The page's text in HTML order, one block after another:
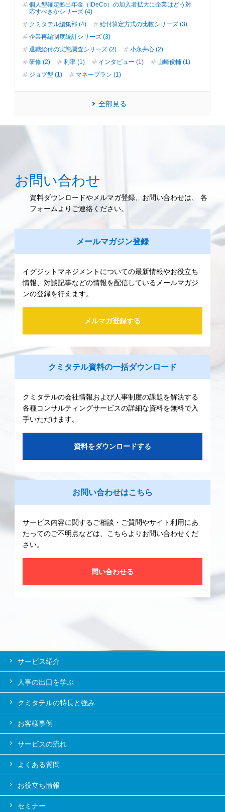
個人型確定拠出年金（iDeCo）の加入者拡大に企業はどう対
応すべきかシリーズ (4)
クミタテル編集部 (4)
給付算定方式の比較シリーズ (3)
企業再編制度統計シリーズ (3)
退職給付の実態調査シリーズ (2)
小永井心 (2)
研修 (2)
利率 (1) インタビュー (1)
山崎俊輔 (1)
ジョブ型 (1)
マネープラン (1)
全部見る
お問い合わせ
資料ダウンロードやメルマガ登録、お問い合わせは、 各
フォームよりご連絡ください。
メールマガジン登録
イグジットマネジメントについての最新情報やお役立ち
情報、対談記事などの情報を配信しているメールマガジ
ンの登録を行えます。
メルマガ登録する
クミタテル資料の一括ダウンロード
クミタテルの会社情報および人事制度の課題を解決する
各種コンサルティングサービスの詳細な資料を無料で入
手いただけます。
資料をダウンロードする
お問い合わせはこちら
サービス内容に関するご相談・ご質問やサイト利用にあ
たってのご不明点などは、こちらよりお問い合わせくだ
さい。
問い合わせる
サービス紹介
人事の出口を学ぶ
クミタテルの特長と強み
お客様事例
サービスの流れ
よくある質問
お役立ち情報
セミナー